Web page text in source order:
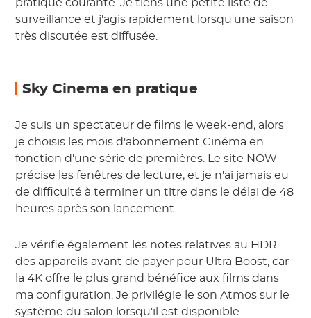
pratique courante. Je tiens une petite liste de
surveillance et j'agis rapidement lorsqu'une saison
très discutée est diffusée.
Sky Cinema en pratique
Je suis un spectateur de films le week-end, alors
je choisis les mois d'abonnement Cinéma en
fonction d'une série de premières. Le site NOW
précise les fenêtres de lecture, et je n'ai jamais eu
de difficulté à terminer un titre dans le délai de 48
heures après son lancement.
Je vérifie également les notes relatives au HDR
des appareils avant de payer pour Ultra Boost, car
la 4K offre le plus grand bénéfice aux films dans
ma configuration. Je privilégie le son Atmos sur le
système du salon lorsqu'il est disponible.